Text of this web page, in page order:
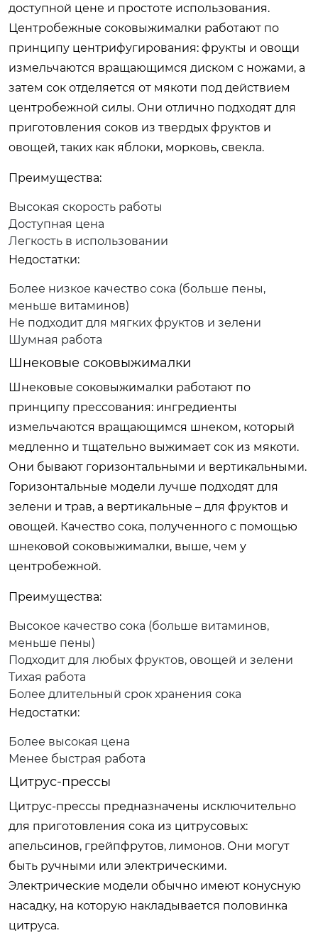
доступной цене и простоте использования.
Центробежные соковыжималки работают по
принципу центрифугирования: фрукты и овощи
измельчаются вращающимся диском с ножами, а
затем сок отделяется от мякоти под действием
центробежной силы. Они отлично подходят для
приготовления соков из твердых фруктов и
овощей, таких как яблоки, морковь, свекла.
Преимущества:
Высокая скорость работы
Доступная цена
Легкость в использовании
Недостатки:
Более низкое качество сока (больше пены,
меньше витаминов)
Не подходит для мягких фруктов и зелени
Шумная работа
Шнековые соковыжималки
Шнековые соковыжималки работают по
принципу прессования: ингредиенты
измельчаются вращающимся шнеком, который
медленно и тщательно выжимает сок из мякоти.
Они бывают горизонтальными и вертикальными.
Горизонтальные модели лучше подходят для
зелени и трав, а вертикальные – для фруктов и
овощей. Качество сока, полученного с помощью
шнековой соковыжималки, выше, чем у
центробежной.
Преимущества:
Высокое качество сока (больше витаминов,
меньше пены)
Подходит для любых фруктов, овощей и зелени
Тихая работа
Более длительный срок хранения сока
Недостатки:
Более высокая цена
Менее быстрая работа
Цитрус-прессы
Цитрус-прессы предназначены исключительно
для приготовления сока из цитрусовых:
апельсинов, грейпфрутов, лимонов. Они могут
быть ручными или электрическими.
Электрические модели обычно имеют конусную
насадку, на которую накладывается половинка
цитруса.